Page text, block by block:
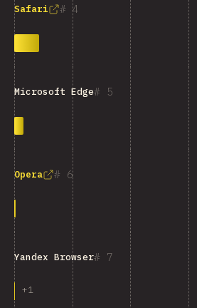
4
Safari
5
Microsoft Edge
6
Opera
7
Yandex Browser
+1